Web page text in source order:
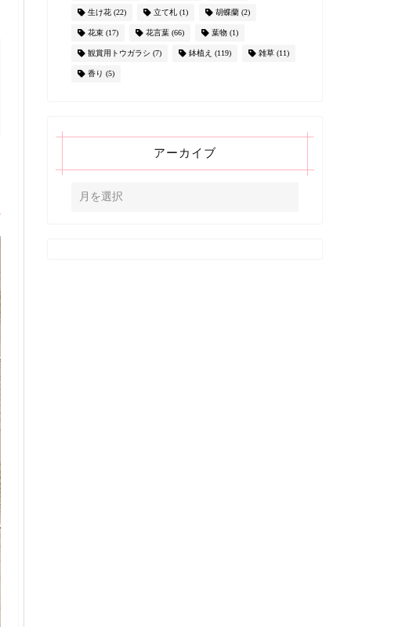
生け花(22) 立て札(1) 胡蝶蘭(2)
花束(17) 花言葉(66) 葉物(1)
観賞用トウガラシ (7) 鉢植え (119) 雑草(11)
香り (5)
アーカイブ